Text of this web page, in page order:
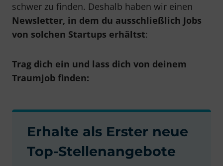
schwer zu finden. Deshalb haben wir einen
Newsletter, in dem du ausschließlich Jobs
von solchen Startups erhältst:
Trag dich ein und lass dich von deinem
Traumjob finden:
Erhalte als Erster neue
Top-Stellenangebote